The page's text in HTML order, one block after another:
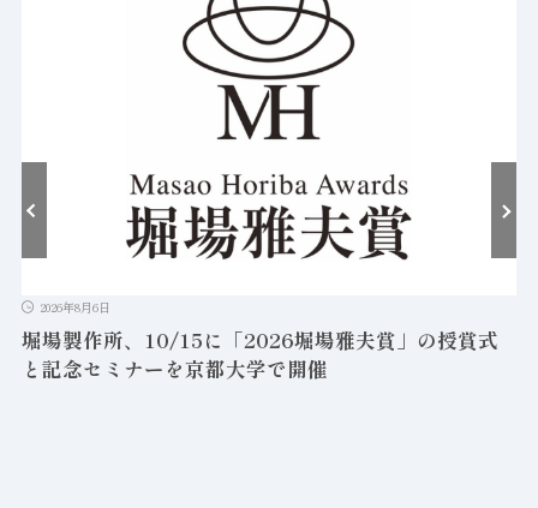
2026年8月6日
堀場製作所、10/15に「2026堀場雅夫賞」の授賞式
と記念セミナーを京都大学で開催